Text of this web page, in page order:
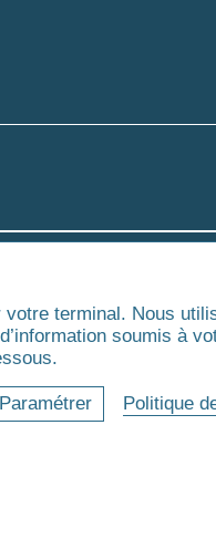
terminal. Nous
soumis à
Paramétrer Politique
Accréditations et